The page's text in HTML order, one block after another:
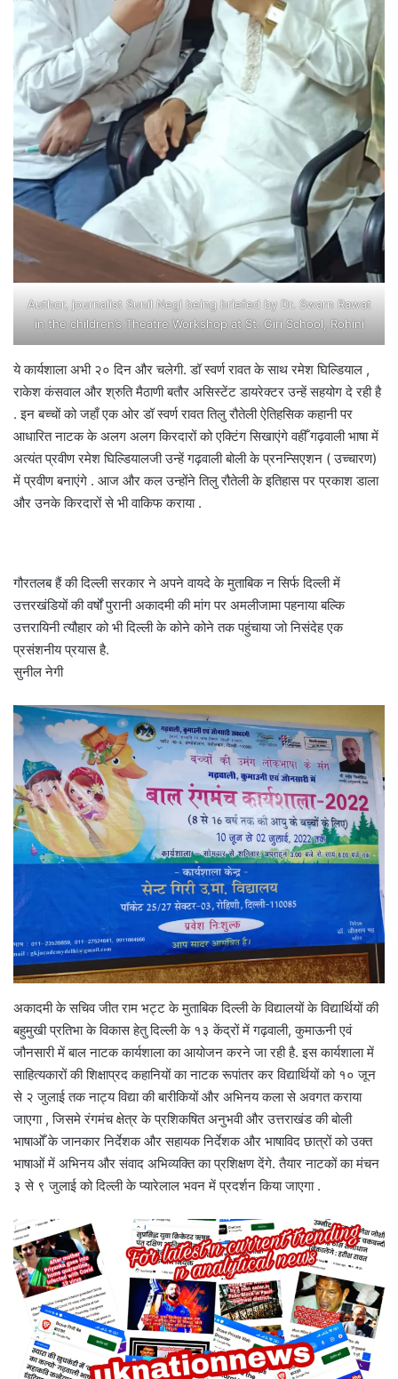
Author, journalist Sunil Negi being briefed by Dr. Swarn Rawat
in the children’s Theatre Workshop at St. Giri School, Rohini
ये कार्यशाला अभी २० दिन और चलेगी. डॉ स्वर्ण रावत के साथ रमेश घिल्डियाल ,
राकेश कंसवाल और श्रुति मैठाणी बतौर असिस्टेंट डायरेक्टर उन्हें सहयोग दे रही है
. इन बच्चों को जहाँ एक ओर डॉ स्वर्ण रावत तिलु रौतेली ऐतिहसिक कहानी पर
आधारित नाटक के अलग अलग किरदारों को एक्टिंग सिखाएंगे वहीँ गढ़वाली भाषा में
अत्यंत प्रवीण रमेश घिल्डियालजी उन्हें गढ़वाली बोली के प्रनन्सिएशन ( उच्चारण)
में प्रवीण बनाएंगे . आज और कल उन्होंने तिलु रौतेली के इतिहास पर प्रकाश डाला
और उनके किरदारों से भी वाकिफ कराया .
गौरतलब हैं की दिल्ली सरकार ने अपने वायदे के मुताबिक न सिर्फ दिल्ली में
उत्तरखंडियों की वर्षों पुरानी अकादमी की मांग पर अमलीजामा पहनाया बल्कि
उत्तरायिनी त्यौहार को भी दिल्ली के कोने कोने तक पहुंचाया जो निसंदेह एक
प्रसंशनीय प्रयास है.
सुनील नेगी
अकादमी के सचिव जीत राम भट्ट के मुताबिक दिल्ली के विद्यालयों के विद्यार्थियों की
बहुमुखी प्रतिभा के विकास हेतु दिल्ली के १३ केंद्रों में गढ़वाली, कुमाऊनी एवं
जौनसारी में बाल नाटक कार्यशाला का आयोजन करने जा रही है. इस कार्यशाला में
साहित्यकारों की शिक्षाप्रद कहानियों का नाटक रूपांतर कर विद्यार्थियों को १० जून
से २ जुलाई तक नाट्य विद्या की बारीकियों और अभिनय कला से अवगत कराया
जाएगा , जिसमे रंगमंच क्षेत्र के प्रशिकषित अनुभवी और उत्तराखंड की बोली
भाषाओँ के जानकार निर्देशक और सहायक निर्देशक और भाषाविद छात्रों को उक्त
भाषाओं में अभिनय और संवाद अभिव्यक्ति का प्रशिक्षण देंगे. तैयार नाटकों का मंचन
३ से ९ जुलाई को दिल्ली के प्यारेलाल भवन में प्रदर्शन किया जाएगा .